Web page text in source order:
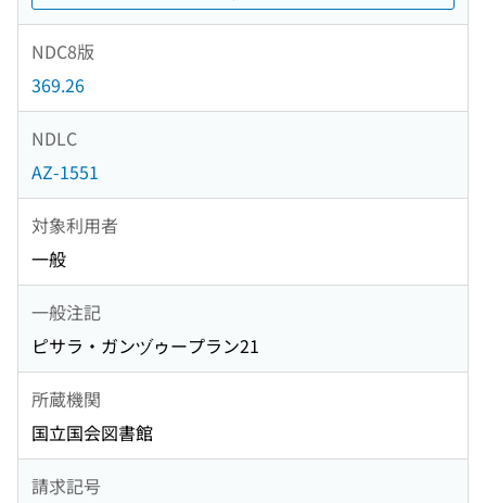
NDC8版
369.26
NDLC
AZ-1551
対象利用者
一般
一般注記
ピサラ・ガンヅゥープラン21
所蔵機関
国立国会図書館
請求記号